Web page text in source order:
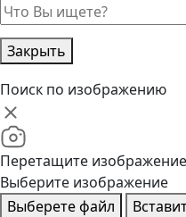
Закрыть
Поиск по изображению
Перетащите
Выберите изображение
Выберете файл